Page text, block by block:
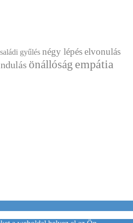
gyűlés négy lépéselvonulás
önállóság empátia